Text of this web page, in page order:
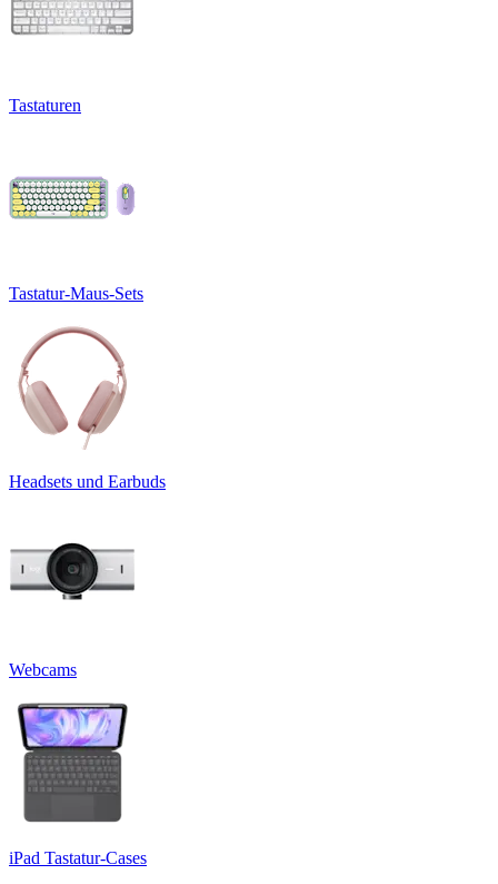
Tastaturen
Tastatur-Maus-Sets
Headsets und Earbuds
Webcams
iPad Tastatur-Cases